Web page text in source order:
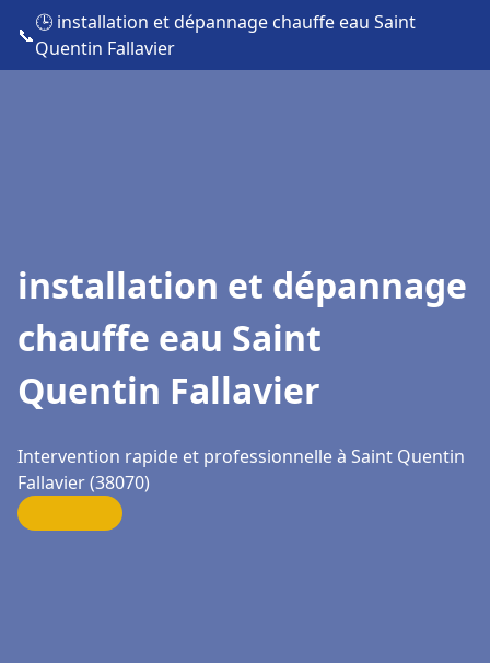
📞
🕒 installation et dépannage chauffe eau Saint
Quentin Fallavier
installation et dépannage
chauffe eau Saint
Quentin Fallavier
Intervention rapide et professionnelle à Saint Quentin
Fallavier (38070)